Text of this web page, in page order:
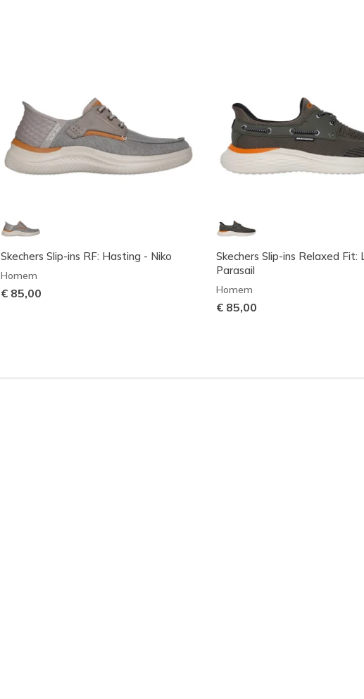
Skechers Slip-ins RF: Hasting - Niko
Homem
€ 85,00
Skechers Slip-ins Relaxed Fit:
Parasail
Homem
€ 85,00